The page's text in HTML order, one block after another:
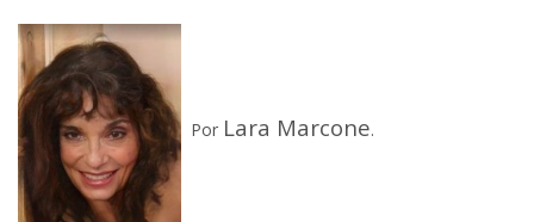
Por Lara Marcone.